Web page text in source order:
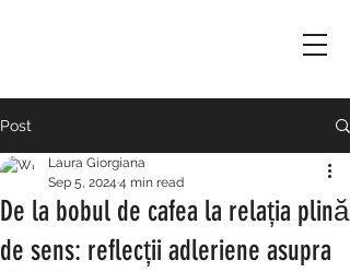
Post
De la bobul de cafea la relația plină
de sens: reflecții adleriene asupra
Laura Giorgiana
Sep 5, 2024 4 min read